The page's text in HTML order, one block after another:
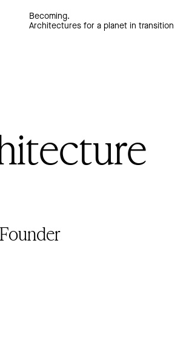
Becoming.
Architectures for a planet in transition